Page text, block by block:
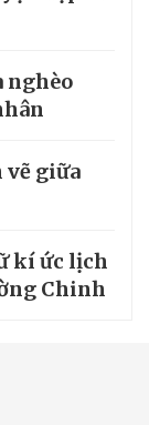
nghèo
vẽ giữa
kí ức lịch
Chinh